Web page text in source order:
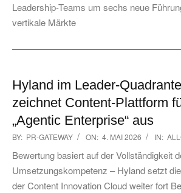
Leadership-Teams um sechs neue
vertikale Märkte
Hyland im Leader-
zeichnet Content-Plattform
„Agentic Enterprise“ aus
2026-
05-
04
BY: PR-GATEWAY ON: 4. MAI 2026 IN:
Bewertung basiert auf der Vollständigkeit
Umsetzungskompetenz – Hyland setzt
der Content Innovation Cloud weiter fort